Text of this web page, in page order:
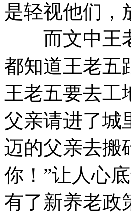
是轻视他们，
而文中王老
都知道王老五
王老五要去工
父亲请进了城
迈的父亲去搬
你！”让人心
有了新养老政